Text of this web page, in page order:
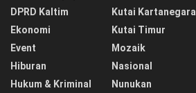
DPRD Kaltim
Ekonomi
Event
Hiburan
Hukum & Kriminal
Kutai Kartanegara
Kutai Timur
Mozaik
Nasional
Nunukan